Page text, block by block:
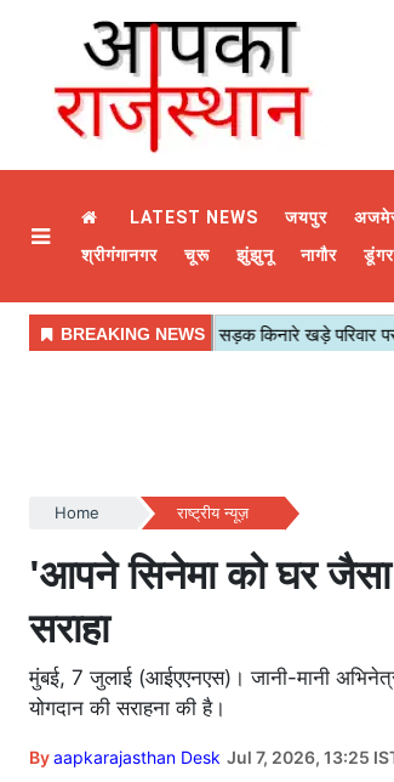
LATEST NEWS जयपुर
श्रीगंगानगर
चूरू झुंझुनू नागौर
Home राष्ट्रीय न्यूज़
'आपने सिनेमा को घर जैसा
सराहा
मुंबई, 7 जुलाई (आईएएनएस)। जानी-मानी
योगदान की सराहना की है।
Byaapkarajasthan Desk Jul 7, 2026, 13:25